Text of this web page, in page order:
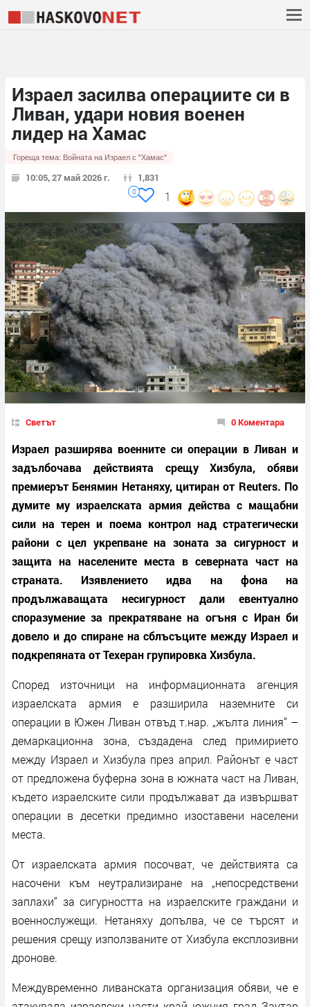
Израел засилва операциите си в
Ливан, удари новия военен
лидер на Хамас
Гореща тема: Войната на Израел с "Хамас"
10:05, 27 май 2026 г. 1,831
1
0
Светът 0 Коментара
Израел разширява военните си операции в Ливан и
задълбочава действията срещу Хизбула, обяви
премиерът Бенямин Нетаняху, цитиран от Reuters. По
думите му израелската армия действа с мащабни
сили на терен и поема контрол над стратегически
райони с цел укрепване на зоната за сигурност и
защита на населените места в северната част на
страната. Изявлението идва на фона на
продължаващата несигурност дали евентуално
споразумение за прекратяване на огъня с Иран би
довело и до спиране на сблъсъците между Израел и
подкрепяната от Техеран групировка Хизбула.
Според източници на информационната агенция
израелската армия е разширила наземните си
операции в Южен Ливан отвъд т.нар. „жълта линия“ –
демаркационна зона, създадена след примирието
между Израел и Хизбула през април. Районът е част
от предложена буферна зона в южната част на Ливан,
където израелските сили продължават да извършват
операции в десетки предимно изоставени населени
места.
От израелската армия посочват, че действията са
насочени към неутрализиране на „непосредствени
заплахи“ за сигурността на израелските граждани и
военнослужещи. Нетаняху допълва, че се търсят и
решения срещу използваните от Хизбула експлозивни
дронове.
Междувременно ливанската организация обяви, че е